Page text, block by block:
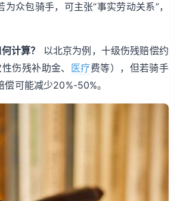
众包骑手，可主张“事实劳动关系”，
计算？
以北京为例，十级伤残赔偿约
伤残补助金、
医疗费等），但若骑手
可能减少20%-50%。